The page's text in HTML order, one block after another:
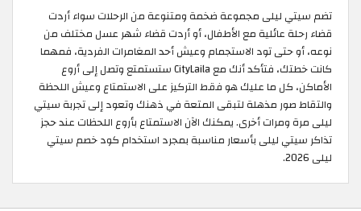
تضم سيتي ليلى مجموعة ضخمة ومتنوعة من الرحلات سواء أردت
قضاء رحلة عائلية مع الأطفال، أو أردت قضاء شهر عسل مختلف من
نوعه، أو حتى تود الاستجمام وعيش أحد المغامرات الفردية، فمهما
كانت خطتك، فتأكد أنك مع CityLaila ستستمتع وتصل إلى أروع
الأماكن، كل ما عليك هو فقط التركيز على الاستمتاع وعيش اللحظة
والتقاط صور مذهلة لتبقى المتعة في ذهنك وتعود إلى تجربة سيتي
ليلى مرة ومرات أخرى. يمكنك الآن الاستمتاع بأروع اللحظات عند حجز
تذاكر سيتي ليلى بأسعار مناسبة بمجرد استخدام كود خصم سيتي
ليلى 2026.